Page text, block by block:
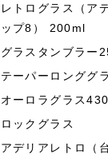
レトログラス（ア
ップ8） 200ml
グラスタンブラー
テーパーロンググ
オーロラグラス
ロックグラス
アデリアレトロ（